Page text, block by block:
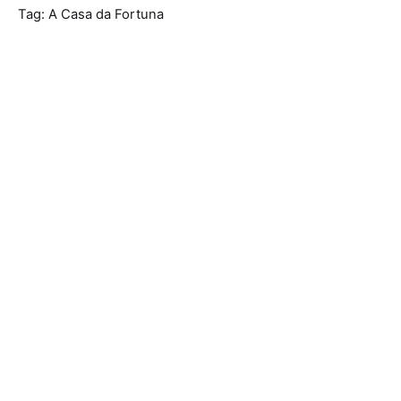
Tag: A Casa da Fortuna